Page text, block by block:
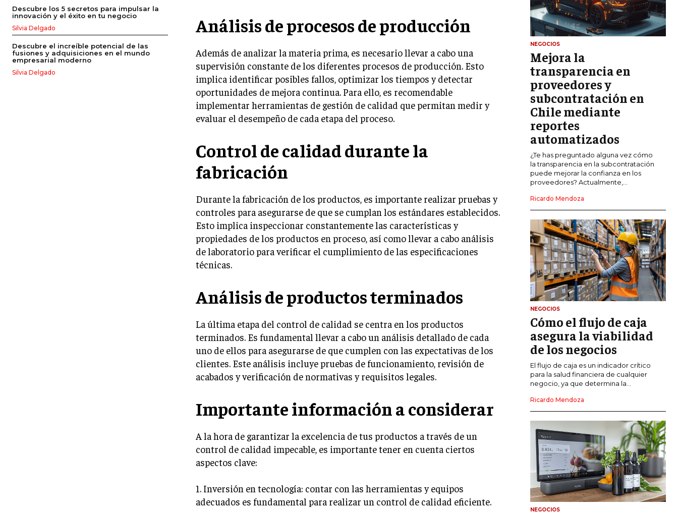
FINANZAS
FINANZAS Y CONTABILIDAD
GESTIÓN DE RECURSOS FINANCIEROS
INVERSIONES Y MERCADOS FINANCIEROS
CONTABILIDAD EMPRESARIAL
ECONOMÍA EMPRESARIAL
INTERNACIONAL
NEGOCIOS INTERNACIONALES
COMERCIO INTERNACIONAL
EXPANSIÓN GLOBAL
ALIANZAS ESTRATÉGICAS
TECNOLOGIA
SOSTENIBILIDAD Y MEDIO AMBIENTE
GESTIÓN DE LA INNOVACIÓN
TECNOLÓGICA
TRANSFORMACIÓN DIGITAL
ANALÍTICA EMPRESARIAL Y BUSINESS
INTELLIGENCE
CIBERSEGURIDAD EMPRESARIAL
ESTRATEGIA
EMPRESAS FAMILIARES Y SUCESIÓN
NEGOCIACIÓN Y RESOLUCIÓN DE
CONFLICTOS
DERECHO EMPRESARIAL Y
REGULACIONES
ÉXITO EMPRESARIAL Y CASOS DE
ESTUDIO
GOBIERNO CORPORATIVO
Descubre los 5 secretos para impulsar la
innovación y el éxito en tu negocio
Silvia Delgado
Descubre el increíble potencial de las
fusiones y adquisiciones en el mundo
empresarial moderno
Silvia Delgado
Análisis de procesos de producción
Además de analizar la materia prima, es necesario llevar a cabo una
supervisión constante de los diferentes procesos de producción. Esto
implica identificar posibles fallos, optimizar los tiempos y detectar
oportunidades de mejora continua. Para ello, es recomendable
implementar herramientas de gestión de calidad que permitan medir y
evaluar el desempeño de cada etapa del proceso.
Control de calidad durante la
fabricación
Durante la fabricación de los productos, es importante realizar pruebas y
controles para asegurarse de que se cumplan los estándares establecidos.
Esto implica inspeccionar constantemente las características y
propiedades de los productos en proceso, así como llevar a cabo análisis
de laboratorio para verificar el cumplimiento de las especificaciones
técnicas.
Análisis de productos terminados
La última etapa del control de calidad se centra en los productos
terminados. Es fundamental llevar a cabo un análisis detallado de cada
uno de ellos para asegurarse de que cumplen con las expectativas de los
clientes. Este análisis incluye pruebas de funcionamiento, revisión de
acabados y verificación de normativas y requisitos legales.
Importante información a considerar
A la hora de garantizar la excelencia de tus productos a través de un
control de calidad impecable, es importante tener en cuenta ciertos
aspectos clave:
1. Inversión en tecnología: contar con las herramientas y equipos
adecuados es fundamental para realizar un control de calidad eficiente.
NEGOCIOS
Mejora la
transparencia en
proveedores y
subcontratación en
Chile mediante
reportes
automatizados
¿Te has preguntado alguna vez cómo
la transparencia en la subcontratación
puede mejorar la confianza en los
proveedores? Actualmente,...
Ricardo Mendoza
NEGOCIOS
Cómo el flujo de caja
asegura la viabilidad
de los negocios
El flujo de caja es un indicador crítico
para la salud financiera de cualquier
negocio, ya que determina la...
Ricardo Mendoza
NEGOCIOS